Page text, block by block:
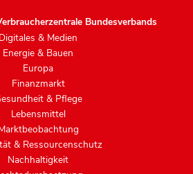
Bundesverbands
Digitales & Medien
Energie & Bauen
Europa
Finanzmarkt
& Pflege
Lebensmittel
& Ressourcenschutz
Nachhaltigkeit